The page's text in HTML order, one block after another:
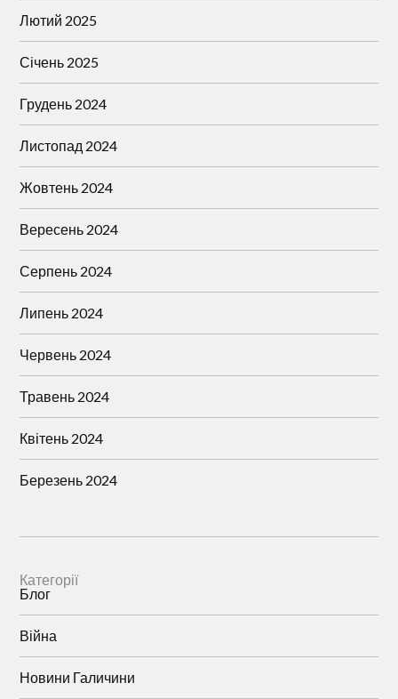
Лютий 2025
Січень 2025
Грудень 2024
Листопад 2024
Жовтень 2024
Вересень 2024
Серпень 2024
Липень 2024
Червень 2024
Травень 2024
Квітень 2024
Березень 2024
Категорії
Блог
Війна
Новини Галичини